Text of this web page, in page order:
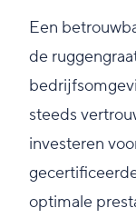
Een
de
steeds
investeren
optimale